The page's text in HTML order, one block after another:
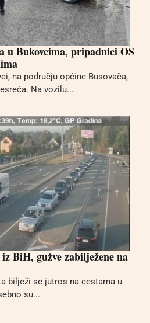
u Bukovcima, pripadnici OS
na području općine Busovača,
Na vozilu...
BiH, gužve zabilježene na
bilježi se jutros na cestama u
su...